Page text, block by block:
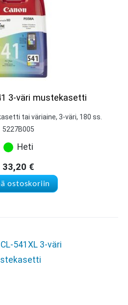
3-väri mustekasetti
tai väriaine, 3-väri, 180 ss.
5227B005
Heti
33,20 €
ostoskoriin